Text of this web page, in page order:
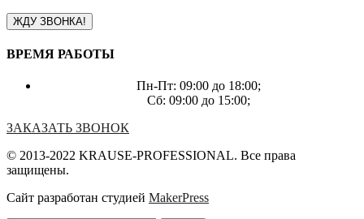
ВРЕМЯ РАБОТЫ
Пн-Пт: 09:00 до 18:00;
Сб: 09:00 до 15:00;
ЗАКАЗАТЬ ЗВОНОК
© 2013-2022 KRAUSE-PROFESSIONAL. Все права
защищены.
Сайт разработан студией MakerPress